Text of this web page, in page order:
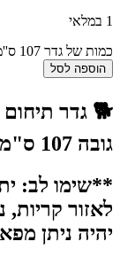
1 במלאי
כמות של גדר 107 ס''מ גובה עם 8 צלעות 107 ס"מ
הוספה לסל
גובה 107 ס"מ לביטחון מקסימלי
**שימו לב:
לאזור
יהיה ניתן